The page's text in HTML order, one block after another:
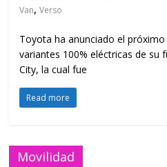
Van,Verso
Toyota ha anunciado el
variantes 100% eléctricas de su
City, la cual fue
Read more
Movilidad